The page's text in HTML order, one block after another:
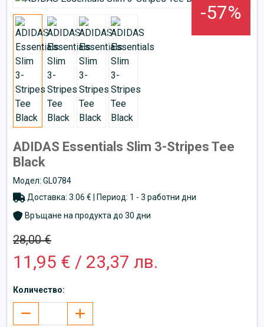
-57%
ADIDAS Essentials Slim 3-Stripes Tee
Black
Модел: GL0784
Доставка: 3.06 € | Период: 1 - 3 работни дни
Връщане на продукта до 30 дни
28,00 €
11,95 € / 23,37 лв.
Количество: